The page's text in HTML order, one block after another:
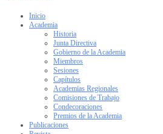
Inicio
Academia
Historia
Junta Directiva
Gobierno de la Academia
Miembros
Sesiones
Capítulos
Academias Regionales
Comisiones de Trabajo
Condecoraciones
Premios de la Academia
Publicaciones